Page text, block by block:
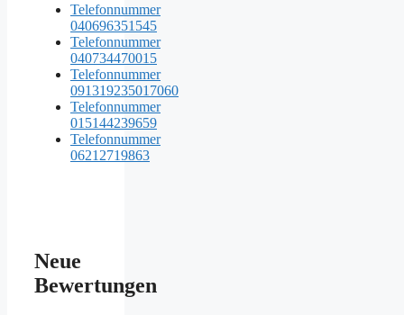
Telefonnummer
040696351545
Telefonnummer
040734470015
Telefonnummer
091319235017060
Telefonnummer
015144239659
Telefonnummer
06212719863
Neue
Bewertungen